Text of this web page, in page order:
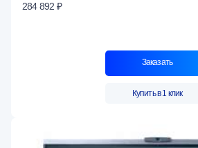
284 892 ₽
Заказать
Купить в 1 клик